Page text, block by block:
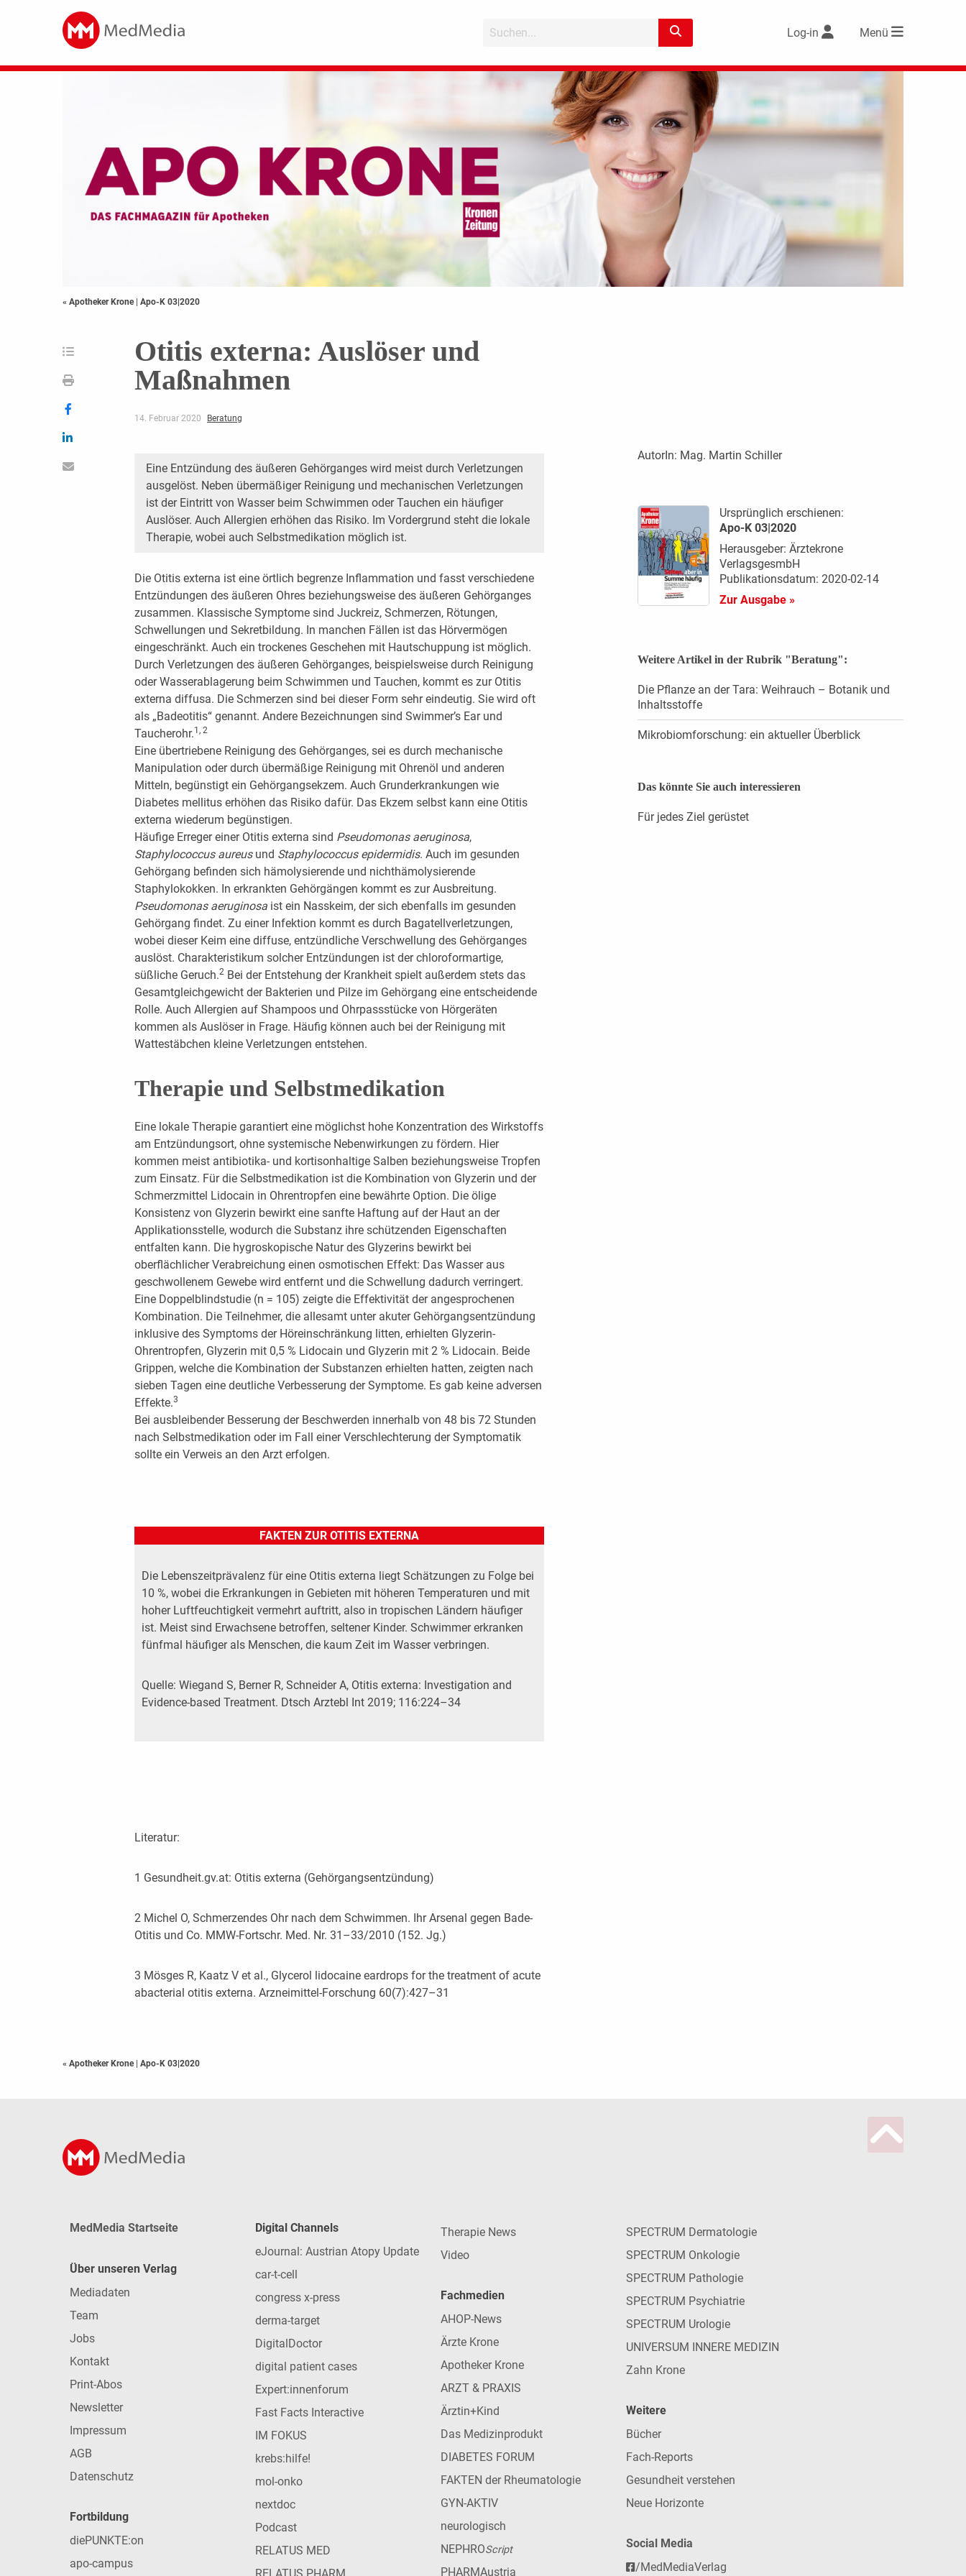
Log-in Menü
« Apotheker Krone | Apo-K 03|2020
Otitis externa: Auslöser und
Maßnahmen
14. Februar 2020 Beratung
Eine Entzündung des äußeren Gehörganges wird meist durch Verletzungen
ausgelöst. Neben übermäßiger Reinigung und mechanischen Verletzungen
ist der Eintritt von Wasser beim Schwimmen oder Tauchen ein häufiger
Auslöser. Auch Allergien erhöhen das Risiko. Im Vordergrund steht die lokale
Therapie, wobei auch Selbstmedikation möglich ist.
Die Otitis externa ist eine örtlich begrenze Inflammation und fasst verschiedene
Entzündungen des äußeren Ohres beziehungsweise des äußeren Gehörganges
zusammen. Klassische Symptome sind Juckreiz, Schmerzen, Rötungen,
Schwellungen und Sekretbildung. In manchen Fällen ist das Hörvermögen
eingeschränkt. Auch ein trockenes Geschehen mit Hautschuppung ist möglich.
Durch Verletzungen des äußeren Gehörganges, beispielsweise durch Reinigung
oder Wasserablagerung beim Schwimmen und Tauchen, kommt es zur Otitis
externa diffusa. Die Schmerzen sind bei dieser Form sehr eindeutig. Sie wird oft
als „Badeotitis“ genannt. Andere Bezeichnungen sind Swimmer’s Ear und
Taucherohr.1, 2
Eine übertriebene Reinigung des Gehörganges, sei es durch mechanische
Manipulation oder durch übermäßige Reinigung mit Ohrenöl und anderen
Mitteln, begünstigt ein Gehörgangsekzem. Auch Grunderkrankungen wie
Diabetes mellitus erhöhen das Risiko dafür. Das Ekzem selbst kann eine Otitis
externa wiederum begünstigen.
Häufige Erreger einer Otitis externa sind Pseudomonas aeruginosa,
Staphylococcus aureus und Staphylococcus epidermidis. Auch im gesunden
Gehörgang befinden sich hämolysierende und nichthämolysierende
Staphylokokken. In erkrankten Gehörgängen kommt es zur Ausbreitung.
Pseudomonas aeruginosa ist ein Nasskeim, der sich ebenfalls im gesunden
Gehörgang findet. Zu einer Infektion kommt es durch Bagatellverletzungen,
wobei dieser Keim eine diffuse, entzündliche Verschwellung des Gehörganges
auslöst. Charakteristikum solcher Entzündungen ist der chloroformartige,
süßliche Geruch.2Bei der Entstehung der Krankheit spielt außerdem stets das
Gesamtgleichgewicht der Bakterien und Pilze im Gehörgang eine entscheidende
Rolle. Auch Allergien auf Shampoos und Ohrpassstücke von Hörgeräten
kommen als Auslöser in Frage. Häufig können auch bei der Reinigung mit
Wattestäbchen kleine Verletzungen entstehen.
Therapie und Selbstmedikation
Eine lokale Therapie garantiert eine möglichst hohe Konzentration des Wirkstoffs
am Entzündungsort, ohne systemische Nebenwirkungen zu fördern. Hier
kommen meist antibiotika- und kortisonhaltige Salben beziehungsweise Tropfen
zum Einsatz. Für die Selbstmedikation ist die Kombination von Glyzerin und der
Schmerzmittel Lidocain in Ohrentropfen eine bewährte Option. Die ölige
Konsistenz von Glyzerin bewirkt eine sanfte Haftung auf der Haut an der
Applikationsstelle, wodurch die Substanz ihre schützenden Eigenschaften
entfalten kann. Die hygroskopische Natur des Glyzerins bewirkt bei
oberflächlicher Verabreichung einen osmotischen Effekt: Das Wasser aus
geschwollenem Gewebe wird entfernt und die Schwellung dadurch verringert.
Eine Doppelblindstudie (n = 105) zeigte die Effektivität der angesprochenen
Kombination. Die Teilnehmer, die allesamt unter akuter Gehörgangsentzündung
inklusive des Symptoms der Höreinschränkung litten, erhielten Glyzerin-
Ohrentropfen, Glyzerin mit 0,5 % Lidocain und Glyzerin mit 2 % Lidocain. Beide
Grippen, welche die Kombination der Substanzen erhielten hatten, zeigten nach
sieben Tagen eine deutliche Verbesserung der Symptome. Es gab keine adversen
Effekte.3
Bei ausbleibender Besserung der Beschwerden innerhalb von 48 bis 72 Stunden
nach Selbstmedikation oder im Fall einer Verschlechterung der Symptomatik
sollte ein Verweis an den Arzt erfolgen.
FAKTEN ZUR OTITIS EXTERNA
Die Lebenszeitprävalenz für eine Otitis externa liegt Schätzungen zu Folge bei
10 %, wobei die Erkrankungen in Gebieten mit höheren Temperaturen und mit
hoher Luftfeuchtigkeit vermehrt auftritt, also in tropischen Ländern häufiger
ist. Meist sind Erwachsene betroffen, seltener Kinder. Schwimmer erkranken
fünfmal häufiger als Menschen, die kaum Zeit im Wasser verbringen.
Quelle: Wiegand S, Berner R, Schneider A, Otitis externa: Investigation and
Evidence-based Treatment. Dtsch Arztebl Int 2019; 116:224–34
Literatur:
1 Gesundheit.gv.at: Otitis externa (Gehörgangsentzündung)
2 Michel O, Schmerzendes Ohr nach dem Schwimmen. Ihr Arsenal gegen Bade-
Otitis und Co. MMW-Fortschr. Med. Nr. 31–33/2010 (152. Jg.)
3 Mösges R, Kaatz V et al., Glycerol lidocaine eardrops for the treatment of acute
abacterial otitis externa. Arzneimittel-Forschung 60(7):427–31
AutorIn: Mag. Martin Schiller
Ursprünglich erschienen:
Apo-K 03|2020
Herausgeber: Ärztekrone
VerlagsgesmbH
Publikationsdatum: 2020-02-14
Zur Ausgabe »
Weitere Artikel in der Rubrik "Beratung":
Die Pflanze an der Tara: Weihrauch – Botanik und
Inhaltsstoffe
Mikrobiomforschung: ein aktueller Überblick
Das könnte Sie auch interessieren
Für jedes Ziel gerüstet
« Apotheker Krone | Apo-K 03|2020
MedMedia Startseite
Über unseren Verlag
Mediadaten
Team
Jobs
Kontakt
Print-Abos
Newsletter
Impressum
AGB
Datenschutz
Fortbildung
diePUNKTE:on
apo-campus
Digital Channels
eJournal: Austrian Atopy Update
car-t-cell
congress x-press
derma-target
DigitalDoctor
digital patient cases
Expert:innenforum
Fast Facts Interactive
IM FOKUS
krebs:hilfe!
mol-onko
nextdoc
Podcast
RELATUS MED
Therapie News
Video
Fachmedien
AHOP-News
Ärzte Krone
Apotheker Krone
ARZT & PRAXIS
Ärztin+Kind
Das Medizinprodukt
DIABETES FORUM
FAKTEN der Rheumatologie
GYN-AKTIV
neurologisch
NEPHROScript
PHARMAustria
SPECTRUM Dermatologie
SPECTRUM Onkologie
SPECTRUM Pathologie
SPECTRUM Psychiatrie
SPECTRUM Urologie
UNIVERSUM INNERE MEDIZIN
Zahn Krone
Weitere
Bücher
Fach-Reports
Gesundheit verstehen
Neue Horizonte
Social Media
/MedMediaVerlag